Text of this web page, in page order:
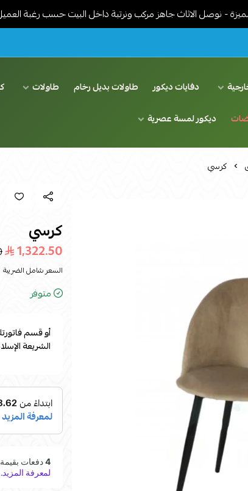
الاثاث جاهز مركب ونرتبة داخل البيت حسب رغبة العميل -
دفايات ديكور طاولات بديل رخام طاولات
ديكور لمسة عصرية
كرسي
كرسي
1,322.50
السعر شامل الضريبة
متوفر
أو قسم
الشريعة